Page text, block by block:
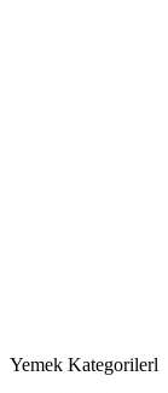
Yemek Kategorilerl